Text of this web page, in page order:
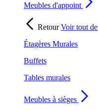
Meubles d'appoint
RetourVoir tout de
Étagères Murales
Buffets
Tables murales
Meubles à sièges